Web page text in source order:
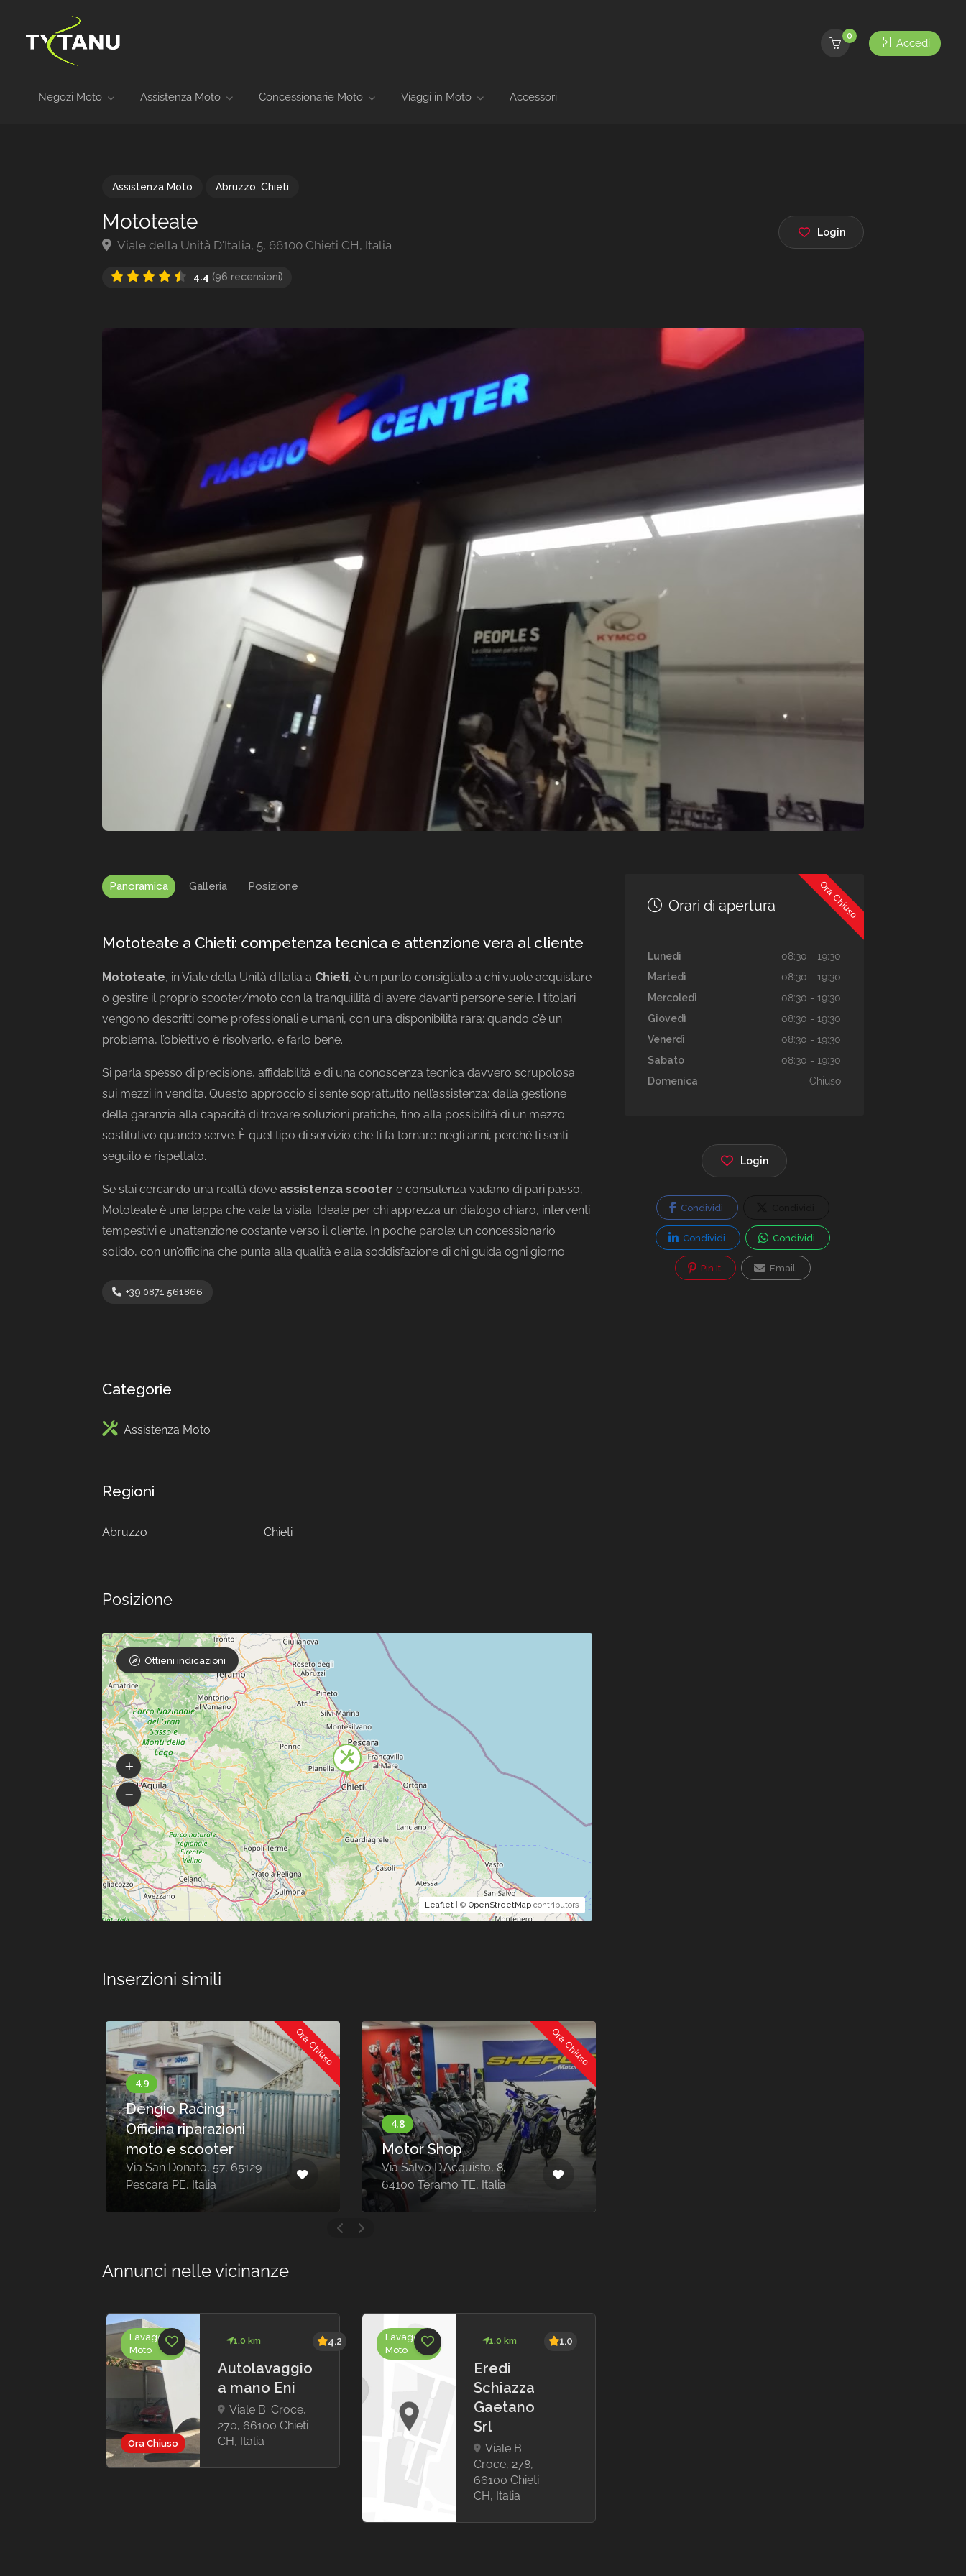
Negozi Moto Assistenza Moto Concessionarie Moto Viaggi in Moto Accessori
0
Accedi
Assistenza Moto Abruzzo, Chieti
Mototeate
Viale della Unità D'Italia, 5, 66100 Chieti CH, Italia
4.4 (96 recensioni)
Login
Panoramica Galleria Posizione
Mototeate a Chieti: competenza tecnica e attenzione vera al cliente
Mototeate, in Viale della Unità d’Italia a Chieti, è un punto consigliato a chi vuole acquistare
o gestire il proprio scooter/moto con la tranquillità di avere davanti persone serie. I titolari
vengono descritti come professionali e umani, con una disponibilità rara: quando c’è un
problema, l’obiettivo è risolverlo, e farlo bene.
Si parla spesso di precisione, affidabilità e di una conoscenza tecnica davvero scrupolosa
sui mezzi in vendita. Questo approccio si sente soprattutto nell’assistenza: dalla gestione
della garanzia alla capacità di trovare soluzioni pratiche, fino alla possibilità di un mezzo
sostitutivo quando serve. È quel tipo di servizio che ti fa tornare negli anni, perché ti senti
seguito e rispettato.
Se stai cercando una realtà dove assistenza scooter e consulenza vadano di pari passo,
Mototeate è una tappa che vale la visita. Ideale per chi apprezza un dialogo chiaro, interventi
tempestivi e un’attenzione costante verso il cliente. In poche parole: un concessionario
solido, con un’officina che punta alla qualità e alla soddisfazione di chi guida ogni giorno.
+39 0871 561866
Categorie
Assistenza Moto
Regioni
Abruzzo Chieti
Posizione
Leaflet| © OpenStreetMapcontributors
Ottieni indicazioni
Inserzioni simili
Ora Chiuso
Dengio Racing –
Officina riparazioni
moto e scooter
Via San Donato, 57, 65129
Pescara PE, Italia
Ora Chiuso
Motor Shop
Via Salvo D'Acquisto, 8,
64100 Teramo TE, Italia
Annunci nelle vicinanze
Ora Chiuso
Lavaggio
Moto
1.0 km
Autolavaggio
a mano Eni
Viale B. Croce,
270, 66100 Chieti
CH, Italia
4.2
Lavaggio
Moto
1.0 km
Eredi
Schiazza
Gaetano
Srl
Viale B.
Croce, 278,
66100 Chieti
CH, Italia
1.0
Ora Chiuso
Orari di apertura
Lunedì
08:30 - 19:30
Martedì
08:30 - 19:30
Mercoledì
08:30 - 19:30
Giovedì
08:30 - 19:30
Venerdì
08:30 - 19:30
Sabato
08:30 - 19:30
Domenica
Chiuso
Login
Condividi
Condividi Condividi
Pin It Email